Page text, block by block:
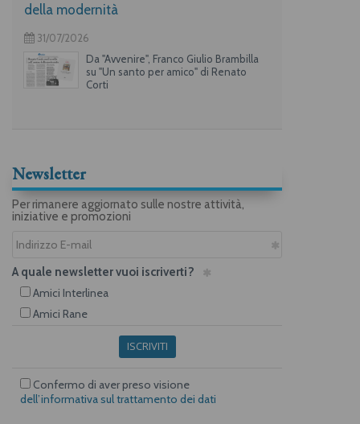
della modernità
31/07/2026
Da "Avvenire", Franco Giulio Brambilla
su "Un santo per amico" di Renato
Corti
Newsletter
Per rimanere aggiornato sulle nostre attività,
iniziative e promozioni
A quale newsletter vuoi iscriverti?
Amici Interlinea
Amici Rane
ISCRIVITI
Confermo di aver preso visione
dell’informativa sul trattamento dei dati